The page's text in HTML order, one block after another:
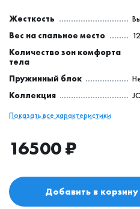
Жесткость
Вес на спальное место
Количество зон комфорта
тела
Пружинный блок
Коллекция
Показать все характеристики
16500₽
Добавить в корзину